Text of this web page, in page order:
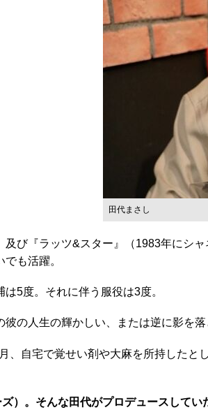
田代まさし
び『ラッツ&スター』（1983年にシ
も活躍。
5度。それに伴う服役は3度。
の人生の輝かしい、または逆に影を落
、自宅で覚せい剤や大麻を所持したと
）。そんな田代がプロデュースして